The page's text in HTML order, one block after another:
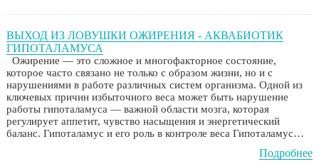
ВЫХОД ИЗ ЛОВУШКИ ОЖИРЕНИЯ - АКВАБИОТИК
ГИПОТАЛАМУСА
Ожирение — это сложное и многофакторное состояние,
которое часто связано не только с образом жизни, но и с
нарушениями в работе различных систем организма. Одной из
ключевых причин избыточного веса может быть нарушение
работы гипоталамуса — важной области мозга, которая
регулирует аппетит, чувство насыщения и энергетический
баланс. Гипоталамус и его роль в контроле веса Гипоталамус…
Подробнее